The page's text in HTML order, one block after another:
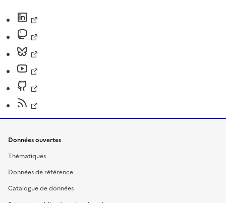
Données ouvertes
Thématiques
Données de référence
Catalogue de données